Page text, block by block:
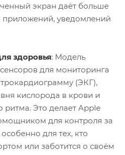
экран даёт больше
приложений, уведомлений
здоровья: Модель
для мониторинга
(ЭКГ),
кислорода в крови и
ритма. Это делает Apple
для контроля за
для тех, кто
или заботится о своём